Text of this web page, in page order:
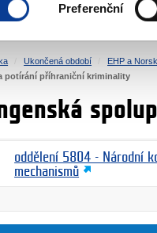
Preferenční
PROSTŘEDÍ
Ukončená období EHP a
potírání příhraniční kriminality
oddělení 5804 - Národní
mechanismů